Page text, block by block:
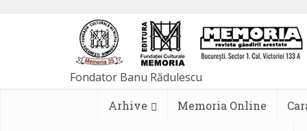
Arhive Memoria Online